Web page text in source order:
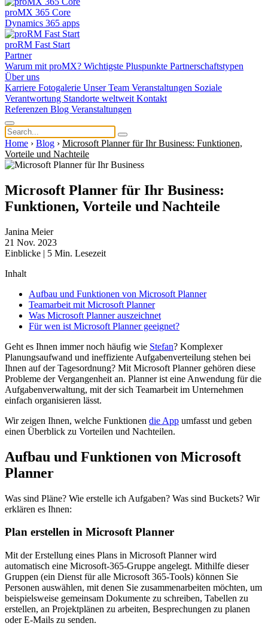
proMX 365 Core
Dynamics 365 apps
proRM Fast Start
Partner
Warum mit proMX? Wichtigste Pluspunkte Partnerschaftstypen
Über uns
Karriere Fotogalerie Unser Team Veranstaltungen Soziale
Verantwortung Standorte weltweit Kontakt
Referenzen Blog Veranstaltungen
Home › Blog › Microsoft Planner für Ihr Business: Funktionen,
Vorteile und Nachteile
Microsoft Planner für Ihr Business:
Funktionen, Vorteile und Nachteile
Janina Meier
21 Nov. 2023
Einblicke | 5 Min. Lesezeit
Inhalt
Aufbau und Funktionen von Microsoft Planner
Teamarbeit mit Microsoft Planner
Was Microsoft Planner auszeichnet
Für wen ist Microsoft Planner geeignet?
Geht es Ihnen immer noch häufig wie Stefan? Komplexer
Planungsaufwand und ineffiziente Aufgabenverteilung stehen bei
Ihnen auf der Tagesordnung? Mit Microsoft Planner gehören diese
Probleme der Vergangenheit an. Planner ist eine Anwendung für die
Aufgabenverwaltung, mit der sich Teamarbeit im Unternehmen
einfach organisieren lässt.
Wir zeigen Ihnen, welche Funktionen die App umfasst und geben
einen Überblick zu Vorteilen und Nachteilen.
Aufbau und Funktionen von Microsoft
Planner
Was sind Pläne? Wie erstelle ich Aufgaben? Was sind Buckets? Wir
erklären es Ihnen:
Plan erstellen in Microsoft Planner
Mit der Erstellung eines Plans in Microsoft Planner wird
automatisch eine Microsoft-365-Gruppe angelegt. Mithilfe dieser
Gruppen (ein Dienst für alle Microsoft 365-Tools) können Sie
Personen auswählen, mit denen Sie zusammenarbeiten möchten, um
beispielsweise gemeinsam Dokumente zu schreiben, Tabellen zu
erstellen, an Projektplänen zu arbeiten, Besprechungen zu planen
oder E-Mails zu senden.